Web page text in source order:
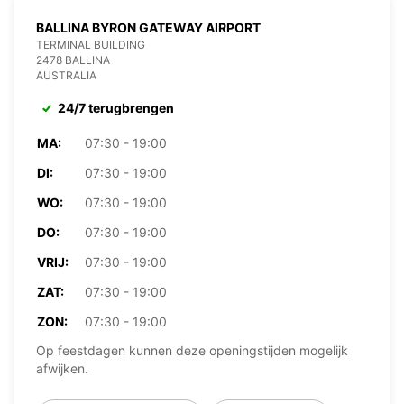
BALLINA BYRON GATEWAY AIRPORT
TERMINAL BUILDING
2478 BALLINA
AUSTRALIA
24/7 terugbrengen
MA:
07:30 - 19:00
DI:
07:30 - 19:00
WO:
07:30 - 19:00
DO:
07:30 - 19:00
VRIJ:
07:30 - 19:00
ZAT:
07:30 - 19:00
ZON:
07:30 - 19:00
Op feestdagen kunnen deze openingstijden mogelijk
afwijken.